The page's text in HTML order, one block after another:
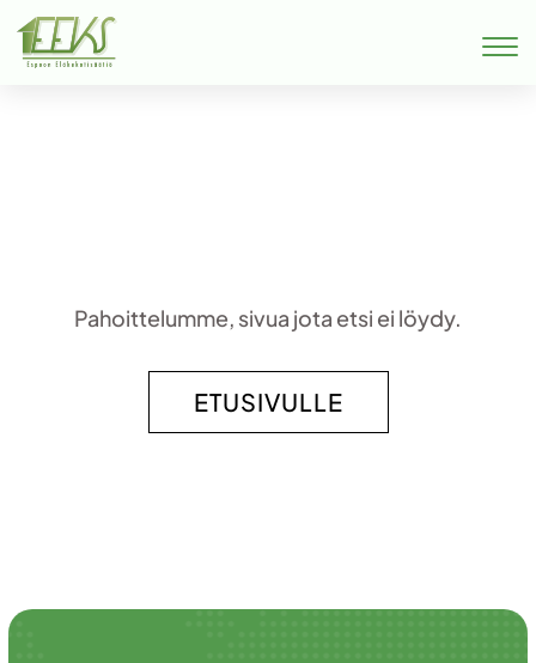
Pahoittelumme, sivua jota etsi ei löydy.
ETUSIVULLE